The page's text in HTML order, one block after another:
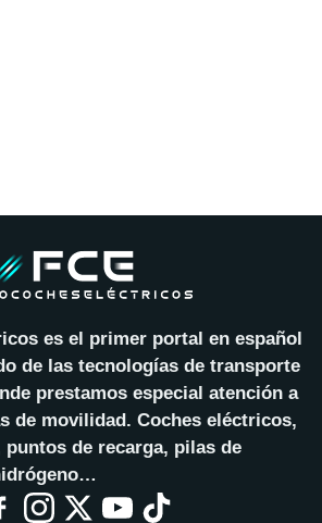
es el primer portal en español
de las tecnologías de transporte
prestamos especial atención a
de movilidad. Coches eléctricos,
de recarga, pilas de